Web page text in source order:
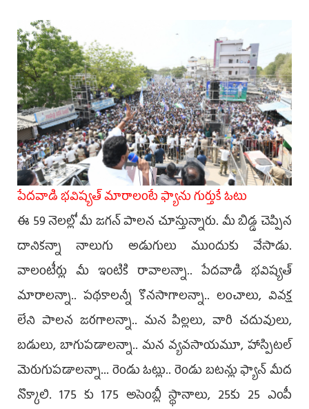
పేదవాడి భవిష్యత్ మారాలంటే ఫ్యాను గుర్తుకే ఓటు
ఈ 59 నెలల్లో మీ జగన్‌ పాలన చూస్తున్నారు. మీ బిడ్డ చెప్పిన
దానికన్నా నాలుగు అడుగులు ముందుకు వేసాడు.
వాలంటీర్లు మీ ఇంటికి రావాలన్నా.. పేదవాడి భవిష్యత్
మారాలన్నా.. పథకాలన్నీ కొనసాగాలన్నా.. లంచాలు, వివక్ష
లేని పాలన జరగాలన్నా.. మన పిల్లలు, వారి చదువులు,
బడులు, బాగుపడాలన్నా.. మన వ్యవసాయమూ, హాస్పిటల్‌
మెరుగుపడాలన్నా... రెండు ఓట్లు.. రెండు బటన్లు ఫ్యాన్‌ మీద
నొక్కాలి. 175 కు 175 అసెంబ్లీ స్థానాలు, 25కు 25 ఎంపీ